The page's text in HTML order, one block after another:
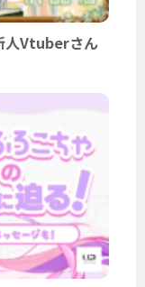
人Vtuberさん